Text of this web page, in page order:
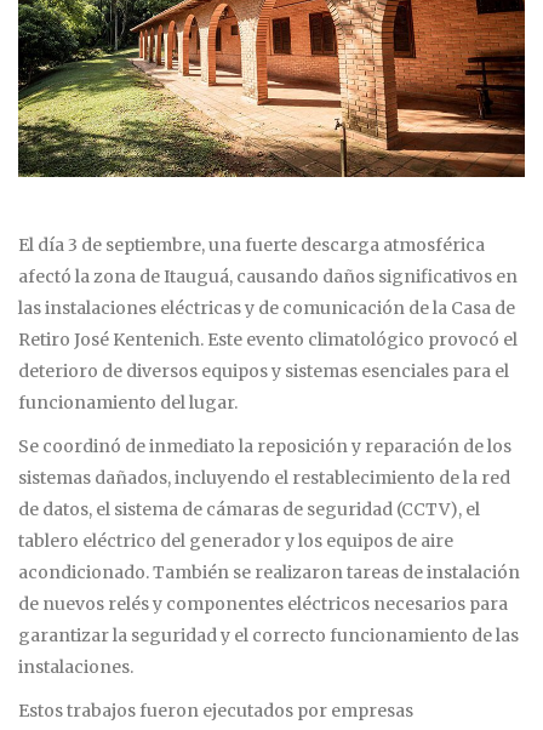
El día 3 de septiembre, una fuerte descarga atmosférica
afectó la zona de Itauguá, causando daños significativos en
las instalaciones eléctricas y de comunicación de la Casa de
Retiro José Kentenich. Este evento climatológico provocó el
deterioro de diversos equipos y sistemas esenciales para el
funcionamiento del lugar.
Se coordinó de inmediato la reposición y reparación de los
sistemas dañados, incluyendo el restablecimiento de la red
de datos, el sistema de cámaras de seguridad (CCTV), el
tablero eléctrico del generador y los equipos de aire
acondicionado. También se realizaron tareas de instalación
de nuevos relés y componentes eléctricos necesarios para
garantizar la seguridad y el correcto funcionamiento de las
instalaciones.
Estos trabajos fueron ejecutados por empresas